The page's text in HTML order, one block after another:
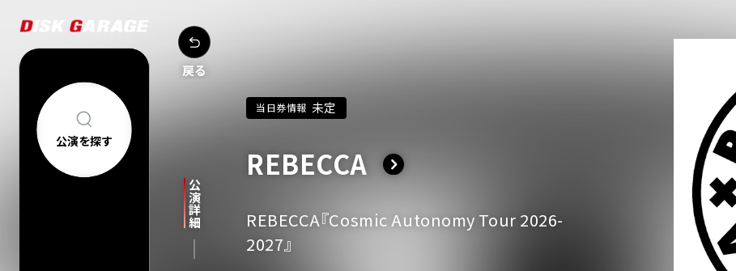
公演を探す
FAQ
公演を探す
公演日カレンダー
公演詳細
当日券情報 未定
REBECCA
REBECCA『Cosmic Autonomy Tour 2026-
2027』
戻る